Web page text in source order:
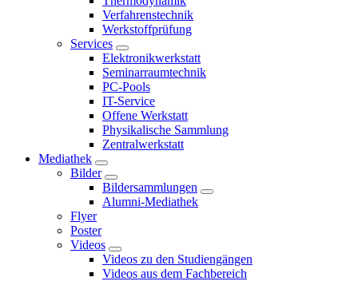
Verfahrenstechnik
Werkstoffprüfung
Services
Elektronikwerkstatt
Seminarraumtechnik
PC-Pools
IT-Service
Offene Werkstatt
Physikalische Sammlung
Zentralwerkstatt
Mediathek
Bilder
Bildersammlungen
Alumni-Mediathek
Flyer
Poster
Videos
Videos zu den Studiengängen
Videos aus dem Fachbereich